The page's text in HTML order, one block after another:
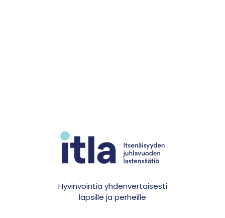
Hyvinvointia yhdenvertaisesti
lapsille ja perheille